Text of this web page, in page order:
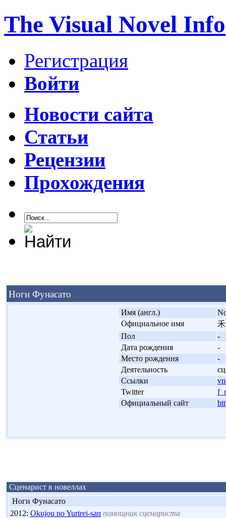
The Visual Novel Info
Регистрация
Войти
Новости сайта
Статьи
Рецензии
Прохождения
Ноги Фунасато
Имя (англ.)
Официальное имя
Пол
-
Дата рождения
-
Место рождения
-
Деятельность
Ссылки
Twitter
Официальный сайт
Сценарист в новеллах
Ноги Фунасато
2012: Okujou no Yurirei-san помощник сценариста